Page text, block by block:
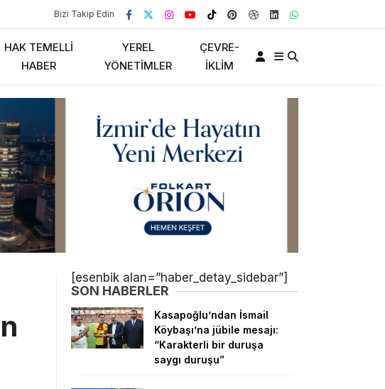
Bizi Takip Edin
HAK TEMELLI
HABER
YEREL
YÖNETIMLER
ÇEVRE-
İKLIM
[esenbik alan=”haber_detay_sidebar”]
SON HABERLER
Kasapoğlu’ndan İsmail
Köybaşı’na jübile mesajı:
“Karakterli bir duruşa
saygı duruşu”